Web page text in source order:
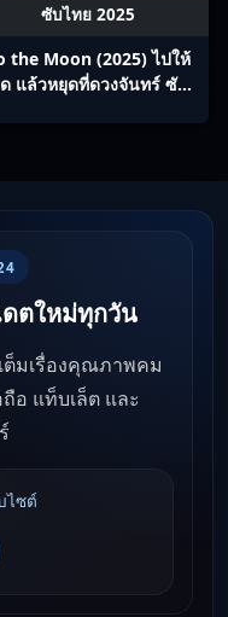
ซับไทย 2025
the Moon (2025) ไปให้
แล้วหยุดที่ดวงจันทร์ ซับ
ตใหม่ทุกวัน
ต็มเรื่องคุณภาพคม
อ แท็บเล็ต และ
ไซต์